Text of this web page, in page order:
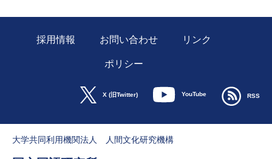
採用情報 お問い合わせ リンク
ポリシー
X (旧Twitter) YouTube RSS
大学共同利用機関法人 人間文化研究機構